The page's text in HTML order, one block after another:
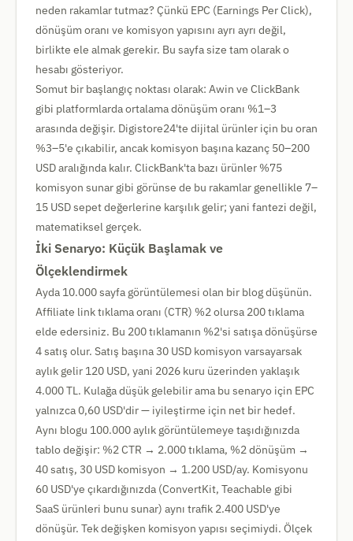
neden rakamlar tutmaz? Çünkü EPC (Earnings Per Click),
dönüşüm oranı ve komisyon yapısını ayrı ayrı değil,
birlikte ele almak gerekir. Bu sayfa size tam olarak o
hesabı gösteriyor.
Somut bir başlangıç noktası olarak: Awin ve ClickBank
gibi platformlarda ortalama dönüşüm oranı %1–3
arasında değişir. Digistore24'te dijital ürünler için bu oran
%3–5'e çıkabilir, ancak komisyon başına kazanç 50–200
USD aralığında kalır. ClickBank'ta bazı ürünler %75
komisyon sunar gibi görünse de bu rakamlar genellikle 7–
15 USD sepet değerlerine karşılık gelir; yani fantezi değil,
matematiksel gerçek.
İki Senaryo: Küçük Başlamak ve
Ölçeklendirmek
Ayda 10.000 sayfa görüntülemesi olan bir blog düşünün.
Affiliate link tıklama oranı (CTR) %2 olursa 200 tıklama
elde edersiniz. Bu 200 tıklamanın %2'si satışa dönüşürse
4 satış olur. Satış başına 30 USD komisyon varsayarsak
aylık gelir 120 USD, yani 2026 kuru üzerinden yaklaşık
4.000 TL. Kulağa düşük gelebilir ama bu senaryo için EPC
yalnızca 0,60 USD'dir — iyileştirme için net bir hedef.
Aynı blogu 100.000 aylık görüntülemeye taşıdığınızda
tablo değişir: %2 CTR → 2.000 tıklama, %2 dönüşüm →
40 satış, 30 USD komisyon → 1.200 USD/ay. Komisyonu
60 USD'ye çıkardığınızda (ConvertKit, Teachable gibi
SaaS ürünleri bunu sunar) aynı trafik 2.400 USD'ye
dönüşür. Tek değişken komisyon yapısı seçimiydi. Ölçek